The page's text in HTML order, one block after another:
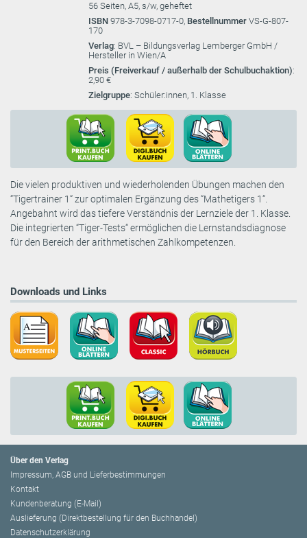
56 Seiten, A5, s/w, geheftet
ISBN 978-3-7098-0717-0, Bestellnummer VS-G-807-
170
Verlag: BVL – Bildungsverlag Lemberger GmbH /
Hersteller in Wien/A
Preis (Freiverkauf / außerhalb der Schulbuchaktion):
2,90 €
Zielgruppe: Schüler:innen, 1. Klasse
Die vielen produktiven und wiederholenden Übungen machen den
“Tigertrainer 1“ zur optimalen Ergänzung des “Mathetigers 1“.
Angebahnt wird das tiefere Verständnis der Lernziele der 1. Klasse.
Die integrierten “Tiger-Tests“ ermöglichen die Lernstandsdiagnose
für den Bereich der arithmetischen Zahlkompetenzen.
Downloads und Links
Über den Verlag
Impressum, AGB und Lieferbestimmungen
Kontakt
Kundenberatung (E-Mail)
Auslieferung (Direktbestellung für den Buchhandel)
Datenschutzerklärung